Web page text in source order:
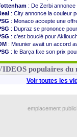
: De Zerbi
: City annonce la couleur
: Monaco accepte une
: Dupraz se prononce
: c'est bouclé pour
: Meunier avait un accord
: le Barça fixe son prix
: Infantino sollicite Trump
populaires du
Voir toutes les
emplacement